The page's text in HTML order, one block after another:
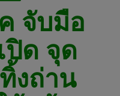
จับมือ
ปิด จุด
งถ่าน